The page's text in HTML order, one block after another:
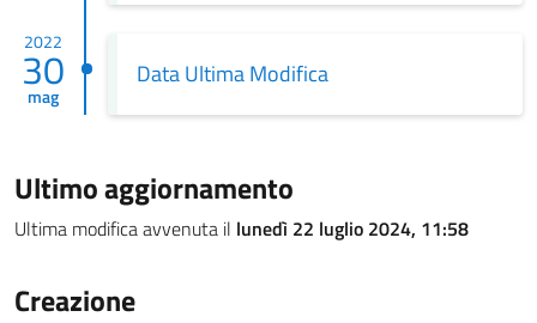
2022
30
mag
Data Ultima Modifica
Ultimo aggiornamento
Ultima modifica avvenuta il lunedì 22 luglio 2024, 11:58
Creazione